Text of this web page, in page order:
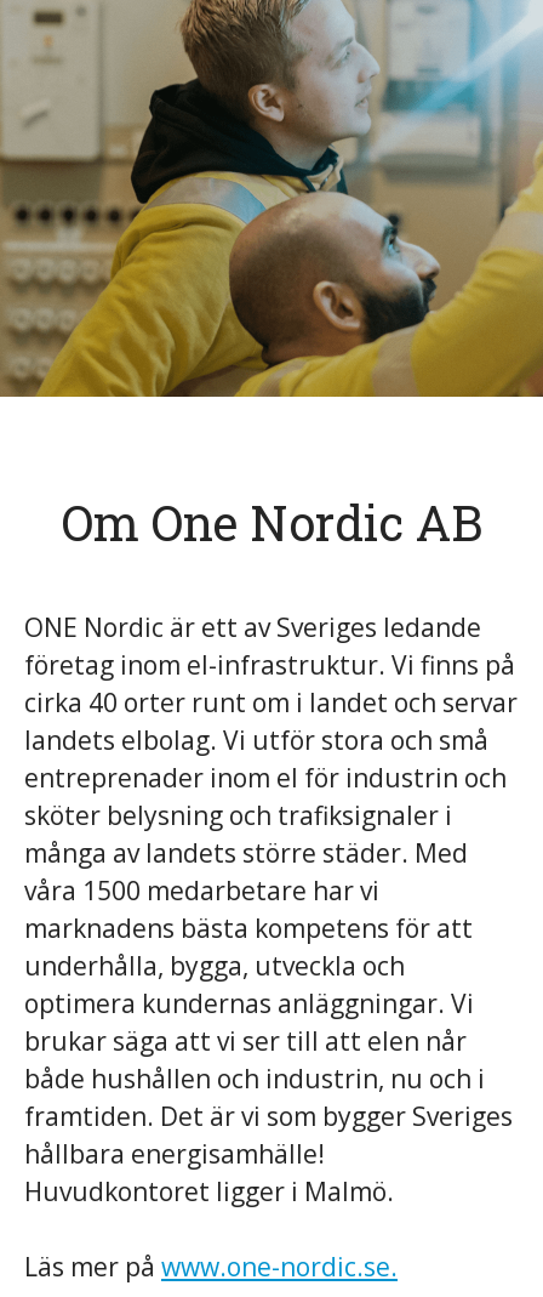
Om One Nordic AB
ONE Nordic är ett av Sveriges ledande
företag inom el-infrastruktur. Vi finns på
cirka 40 orter runt om i landet och servar
landets elbolag. Vi utför stora och små
entreprenader inom el för industrin och
sköter belysning och trafiksignaler i
många av landets större städer. Med
våra 1500 medarbetare har vi
marknadens bästa kompetens för att
underhålla, bygga, utveckla och
optimera kundernas anläggningar. Vi
brukar säga att vi ser till att elen når
både hushållen och industrin, nu och i
framtiden. Det är vi som bygger Sveriges
hållbara energisamhälle!
Huvudkontoret ligger i Malmö.
Läs mer på www.one-nordic.se.